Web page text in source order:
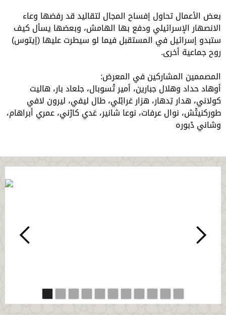
بعض الأعمال تحاول إفساح المجال لتقاليد قد رفضها وعاء
الانصهار الإسرائيلي ودفع بها الهامش، وبعضها يسأل كيف
ستبدو إسرائيل في المستقبل فيما لو سيطرت عليها (إيتوس)
روح جماعية أخرى.
المصممين المشاركين في المعرض:
أوهاد حداد وهلال جبارين، أمير تْسوبال، جلعاد بار، هاليت
كولاني، هدار تِدهار، هزار غرابْلي، طال ليفي، ليرون لافي
طوركنيتْش، نوال عرفات، نوعا شانير، عَدي كارْني، عمري أبراهام،
وشاني دْبوره